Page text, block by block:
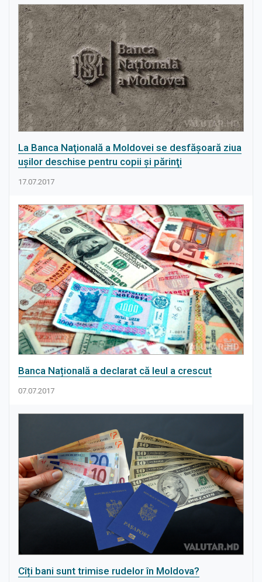
La Banca Naţională a Moldovei se desfăşoară ziua
uşilor deschise pentru copii şi părinţi
17.07.2017
Banca Națională a declarat că leul a crescut
07.07.2017
Cîți bani sunt trimise rudelor în Moldova?